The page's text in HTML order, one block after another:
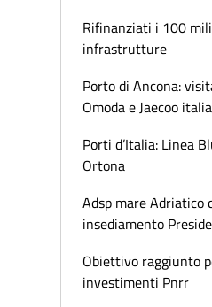
Rifinanziati i 100
infrastrutture
Porto di Ancona:
Omoda e Jaecoo italia
Porti d’Italia: Linea
Ortona
Adsp mare Adriatico
insediamento
Obiettivo raggiunto
investimenti Pnrr